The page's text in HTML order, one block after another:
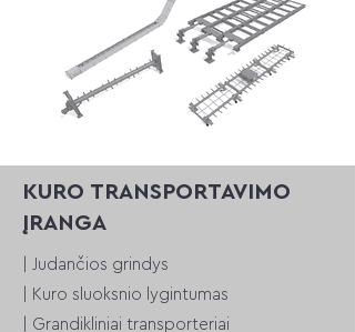
KURO TRANSPORTAVIMO
ĮRANGA
| Judančios grindys
| Kuro sluoksnio lygintumas
| Grandikliniai transporteriai